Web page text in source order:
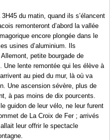
du matin, quand ils s’élancent
remonteront d’abord la vallée
encore plongée dans le
usines d’aluminium. Ils
petite bourgade de
Une lente remontée qui les élève à
au pied du mur, là où va
Une ascension sévère, plus de
à pas moins de dix pourcents.
guidon de leur vélo, ne leur furent
de La Croix de Fer ; arrivés
leur offrir le spectacle